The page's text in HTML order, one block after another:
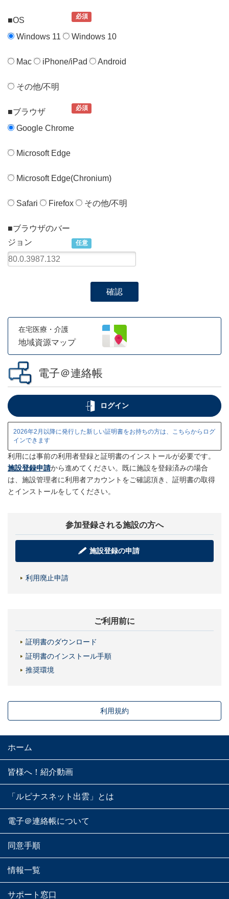
■OS 必須
Windows 11 Windows 10
Mac iPhone/iPad Android
その他/不明
■ブラウザ 必須
Google Chrome
Microsoft Edge
Microsoft Edge(Chronium)
Safari Firefox その他/不明
■ブラウザのバー
ジョン
任意
在宅医療・介護
地域資源マップ
電子＠連絡帳
ログイン
2026年2月以降に発行した新しい証明書をお持ちの方は、こちらからログ
インできます
利用には事前の利用者登録と証明書のインストールが必要です。
施設登録申請から進めてください。既に施設を登録済みの場合
は、施設管理者に利用者アカウントをご確認頂き、証明書の取得
とインストールをしてください。
参加登録される施設の方へ
施設登録の申請
利用廃止申請
ご利用前に
証明書のダウンロード
証明書のインストール手順
推奨環境
利用規約
ホーム
皆様へ！紹介動画
「ルピナスネット出雲」とは
電子＠連絡帳について
同意手順
情報一覧
サポート窓口